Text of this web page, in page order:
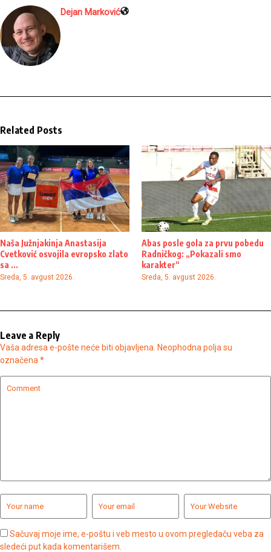
Dejan Marković
Related Posts
Naša Južnjakinja Anastasija
Cvetković osvojila evropsko zlato
sa ...
Sreda, 5. avgust 2026.
Abas posle gola za prvu pobedu
Radničkog: „Pokazali smo
karakter“
Sreda, 5. avgust 2026.
Leave a Reply
Vaša adresa e-pošte neće biti objavljena. Neophodna polja su
označena *
Sačuvaj moje ime, e-poštu i veb mesto u ovom pregledaču veba za
sledeći put kada komentarišem.